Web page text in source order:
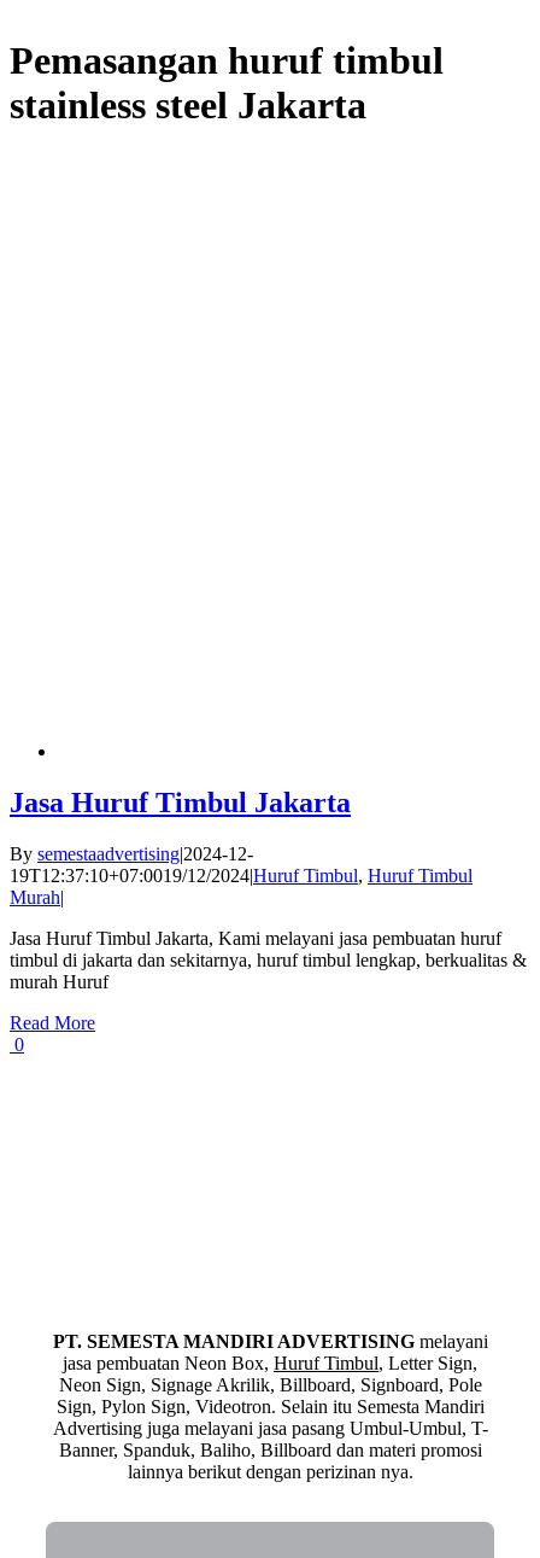
Pemasangan huruf timbul
stainless steel Jakarta
Jasa Huruf Timbul Jakarta
By semestaadvertising|2024-12-
19T12:37:10+07:0019/12/2024|Huruf Timbul, Huruf Timbul
Murah|
Jasa Huruf Timbul Jakarta, Kami melayani jasa pembuatan huruf
timbul di jakarta dan sekitarnya, huruf timbul lengkap, berkualitas &
murah Huruf
Read More
0
PT. SEMESTA MANDIRI ADVERTISINGmelayani
jasa pembuatan Neon Box, Huruf Timbul, Letter Sign,
Neon Sign, Signage Akrilik, Billboard, Signboard, Pole
Sign, Pylon Sign, Videotron. Selain itu Semesta Mandiri
Advertising juga melayani jasa pasang Umbul-Umbul, T-
Banner, Spanduk, Baliho, Billboard dan materi promosi
lainnya berikut dengan perizinan nya.